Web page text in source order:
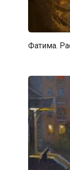
Фатима.